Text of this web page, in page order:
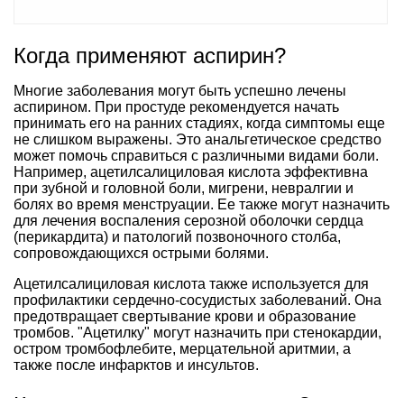
Когда применяют аспирин?
Многие заболевания могут быть успешно лечены
аспирином. При простуде рекомендуется начать
принимать его на ранних стадиях, когда симптомы еще
не слишком выражены. Это анальгетическое средство
может помочь справиться с различными видами боли.
Например, ацетилсалициловая кислота эффективна
при зубной и головной боли, мигрени, невралгии и
болях во время менструации. Ее также могут назначить
для лечения воспаления серозной оболочки сердца
(перикардита) и патологий позвоночного столба,
сопровождающихся острыми болями.
Ацетилсалициловая кислота также используется для
профилактики сердечно-сосудистых заболеваний. Она
предотвращает свертывание крови и образование
тромбов. "Ацетилку" могут назначить при стенокардии,
остром тромбофлебите, мерцательной аритмии, а
также после инфарктов и инсультов.